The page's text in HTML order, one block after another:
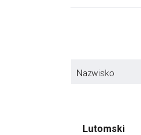
Nazwisko
Lutomski